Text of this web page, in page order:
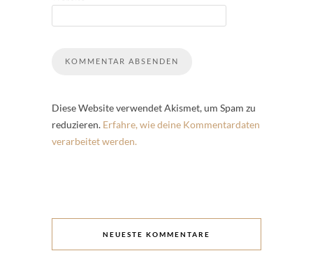
Diese Website verwendet Akismet, um Spam zu
reduzieren. Erfahre, wie deine Kommentardaten
verarbeitet werden.
NEUESTE KOMMENTARE